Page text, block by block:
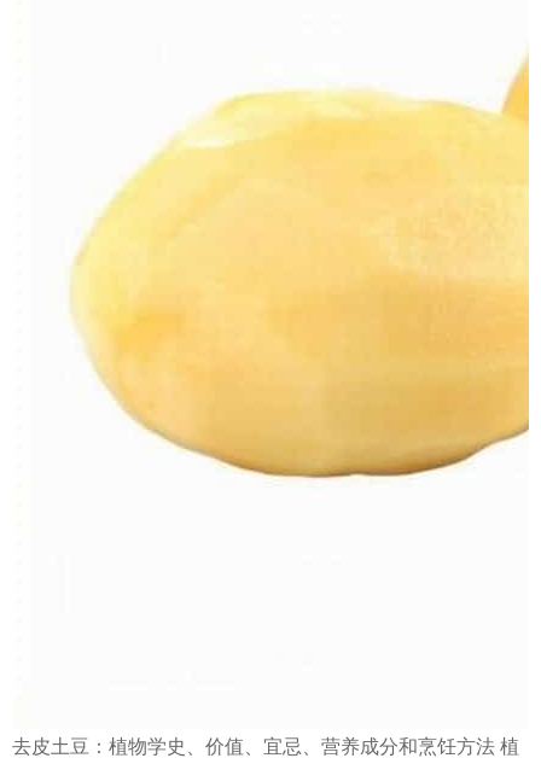
去皮土豆：植物学史、价值、宜忌、营养成分和烹饪方法 植